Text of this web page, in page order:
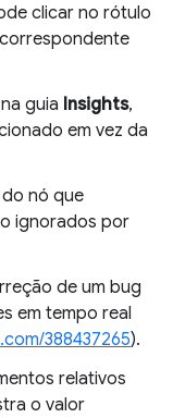
clicar no rótulo
guia Insights,
em vez da
nó que
ignorados por
de um bug
em tempo real
388437265).
relativos
o valor